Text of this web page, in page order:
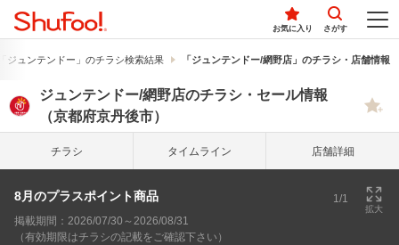
お気に入り さがす
ジュンテンドー」のチラシ検索結果 「ジュンテンドー/網野店」のチラシ・店舗情報
ジュンテンドー/網野店のチラシ・セール情報
（京都府京丹後市）
チラシ タイム ライン 店舗詳細
8月のプラスポイント商品 1/1
拡大
掲載期間：2026/07/30～2026/08/31
（有効期限はチラシの記載をご確認下さい）